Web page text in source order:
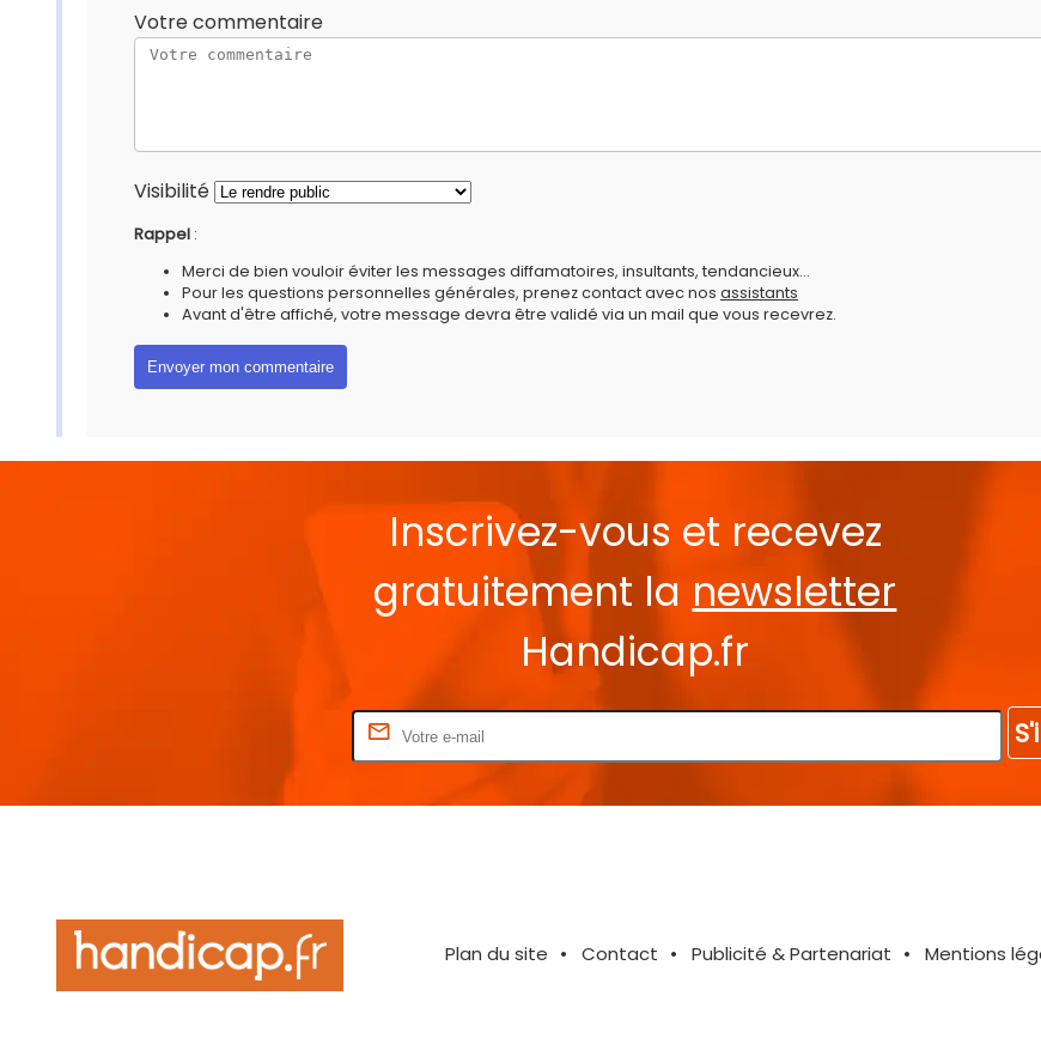
Votre commentaire
Visibilité
Rappel :
Merci de bien vouloir éviter les messages diffamatoires, insultants, tendancieux...
Pour les questions personnelles générales, prenez contact avec nos assistants
Avant d'être affiché, votre message devra être validé via un mail que vous recevrez.
Inscrivez-vous et recevez
gratuitement la newsletter
Handicap.fr
Plan du site Contact Publicité & Partenariat Mentions